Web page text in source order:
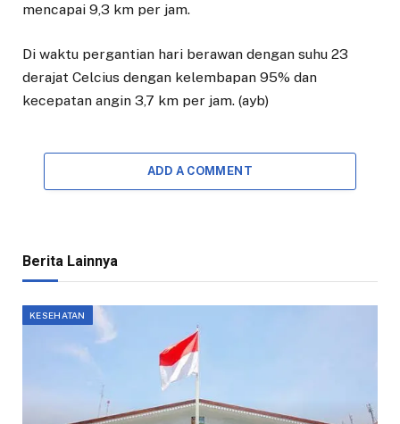
mencapai 9,3 km per jam.
Di waktu pergantian hari berawan dengan suhu 23
derajat Celcius dengan kelembapan 95% dan
kecepatan angin 3,7 km per jam. (ayb)
ADD A COMMENT
Berita Lainnya
KESEHATAN